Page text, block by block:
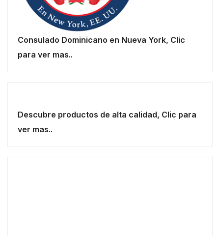
Consulado Dominicano en Nueva York, Clic
para ver mas..
Descubre productos de alta calidad, Clic para
ver mas..